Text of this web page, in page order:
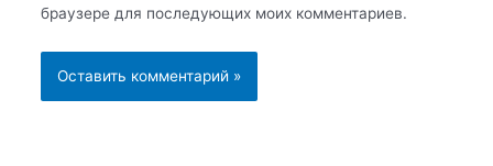
браузере для последующих моих комментариев.